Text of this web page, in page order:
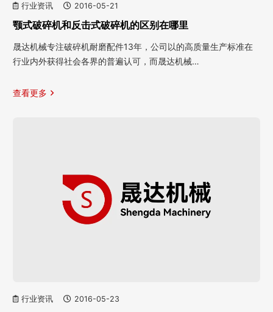
行业资讯 2016-05-21
颚式破碎机和反击式破碎机的区别在哪里
晟达机械专注破碎机耐磨配件13年，公司以的高质量生产标准在
行业内外获得社会各界的普遍认可，而晟达机械…
查看更多
行业资讯 2016-05-23